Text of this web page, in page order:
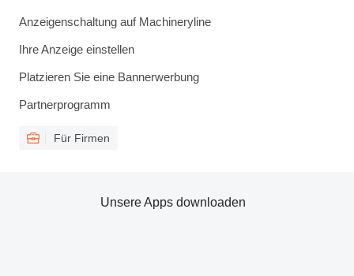
Anzeigenschaltung auf Machineryline
Ihre Anzeige einstellen
Platzieren Sie eine Bannerwerbung
Partnerprogramm
Für Firmen
Unsere Apps downloaden